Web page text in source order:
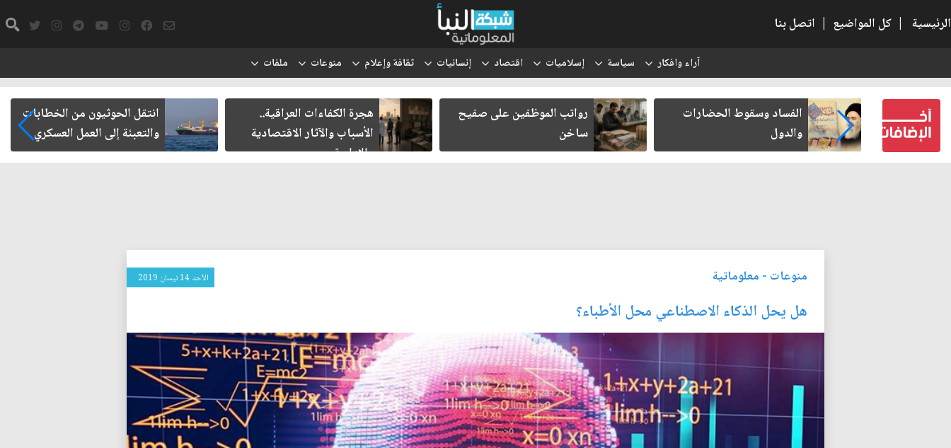
الرئيسية | كل المواضيع | اتصل بنا
آراء وافكار سياسة إسلاميات اقتصاد إنسانيات ثقافة وإعلام منوعات ملفات
كتب لنفسه
الفساد وسقوط الحضارات
والدول
رواتب الموظفين على صفيح
ساخن
هجرة الكفاءات العراقية..
الأسباب والآثار الاقتصادية
والإدارية
انتقل الحوثيون من الخطابات
والتعبئة إلى العمل العسكري
منوعات - معلوماتية الأحد 14 نيسان 2019
هل يحل الذكاء الاصطناعي محل الأطباء؟